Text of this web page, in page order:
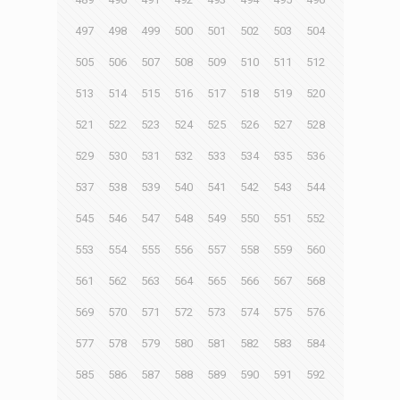
497 498 499 500 501 502 503 504
505 506 507 508 509 510 511 512
513 514 515 516 517 518 519 520
521 522 523 524 525 526 527 528
529 530 531 532 533 534 535 536
537 538 539 540 541 542 543 544
545 546 547 548 549 550 551 552
553 554 555 556 557 558 559 560
561 562 563 564 565 566 567 568
569 570 571 572 573 574 575 576
577 578 579 580 581 582 583 584
585 586 587 588 589 590 591 592